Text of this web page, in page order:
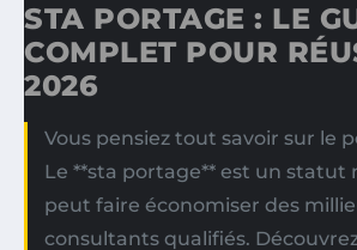
STA PORTAGE : LE
COMPLET POUR
2026
Vous pensiez tout savoir sur le
Le **sta portage** est un statut
peut faire économiser des
consultants qualifiés.